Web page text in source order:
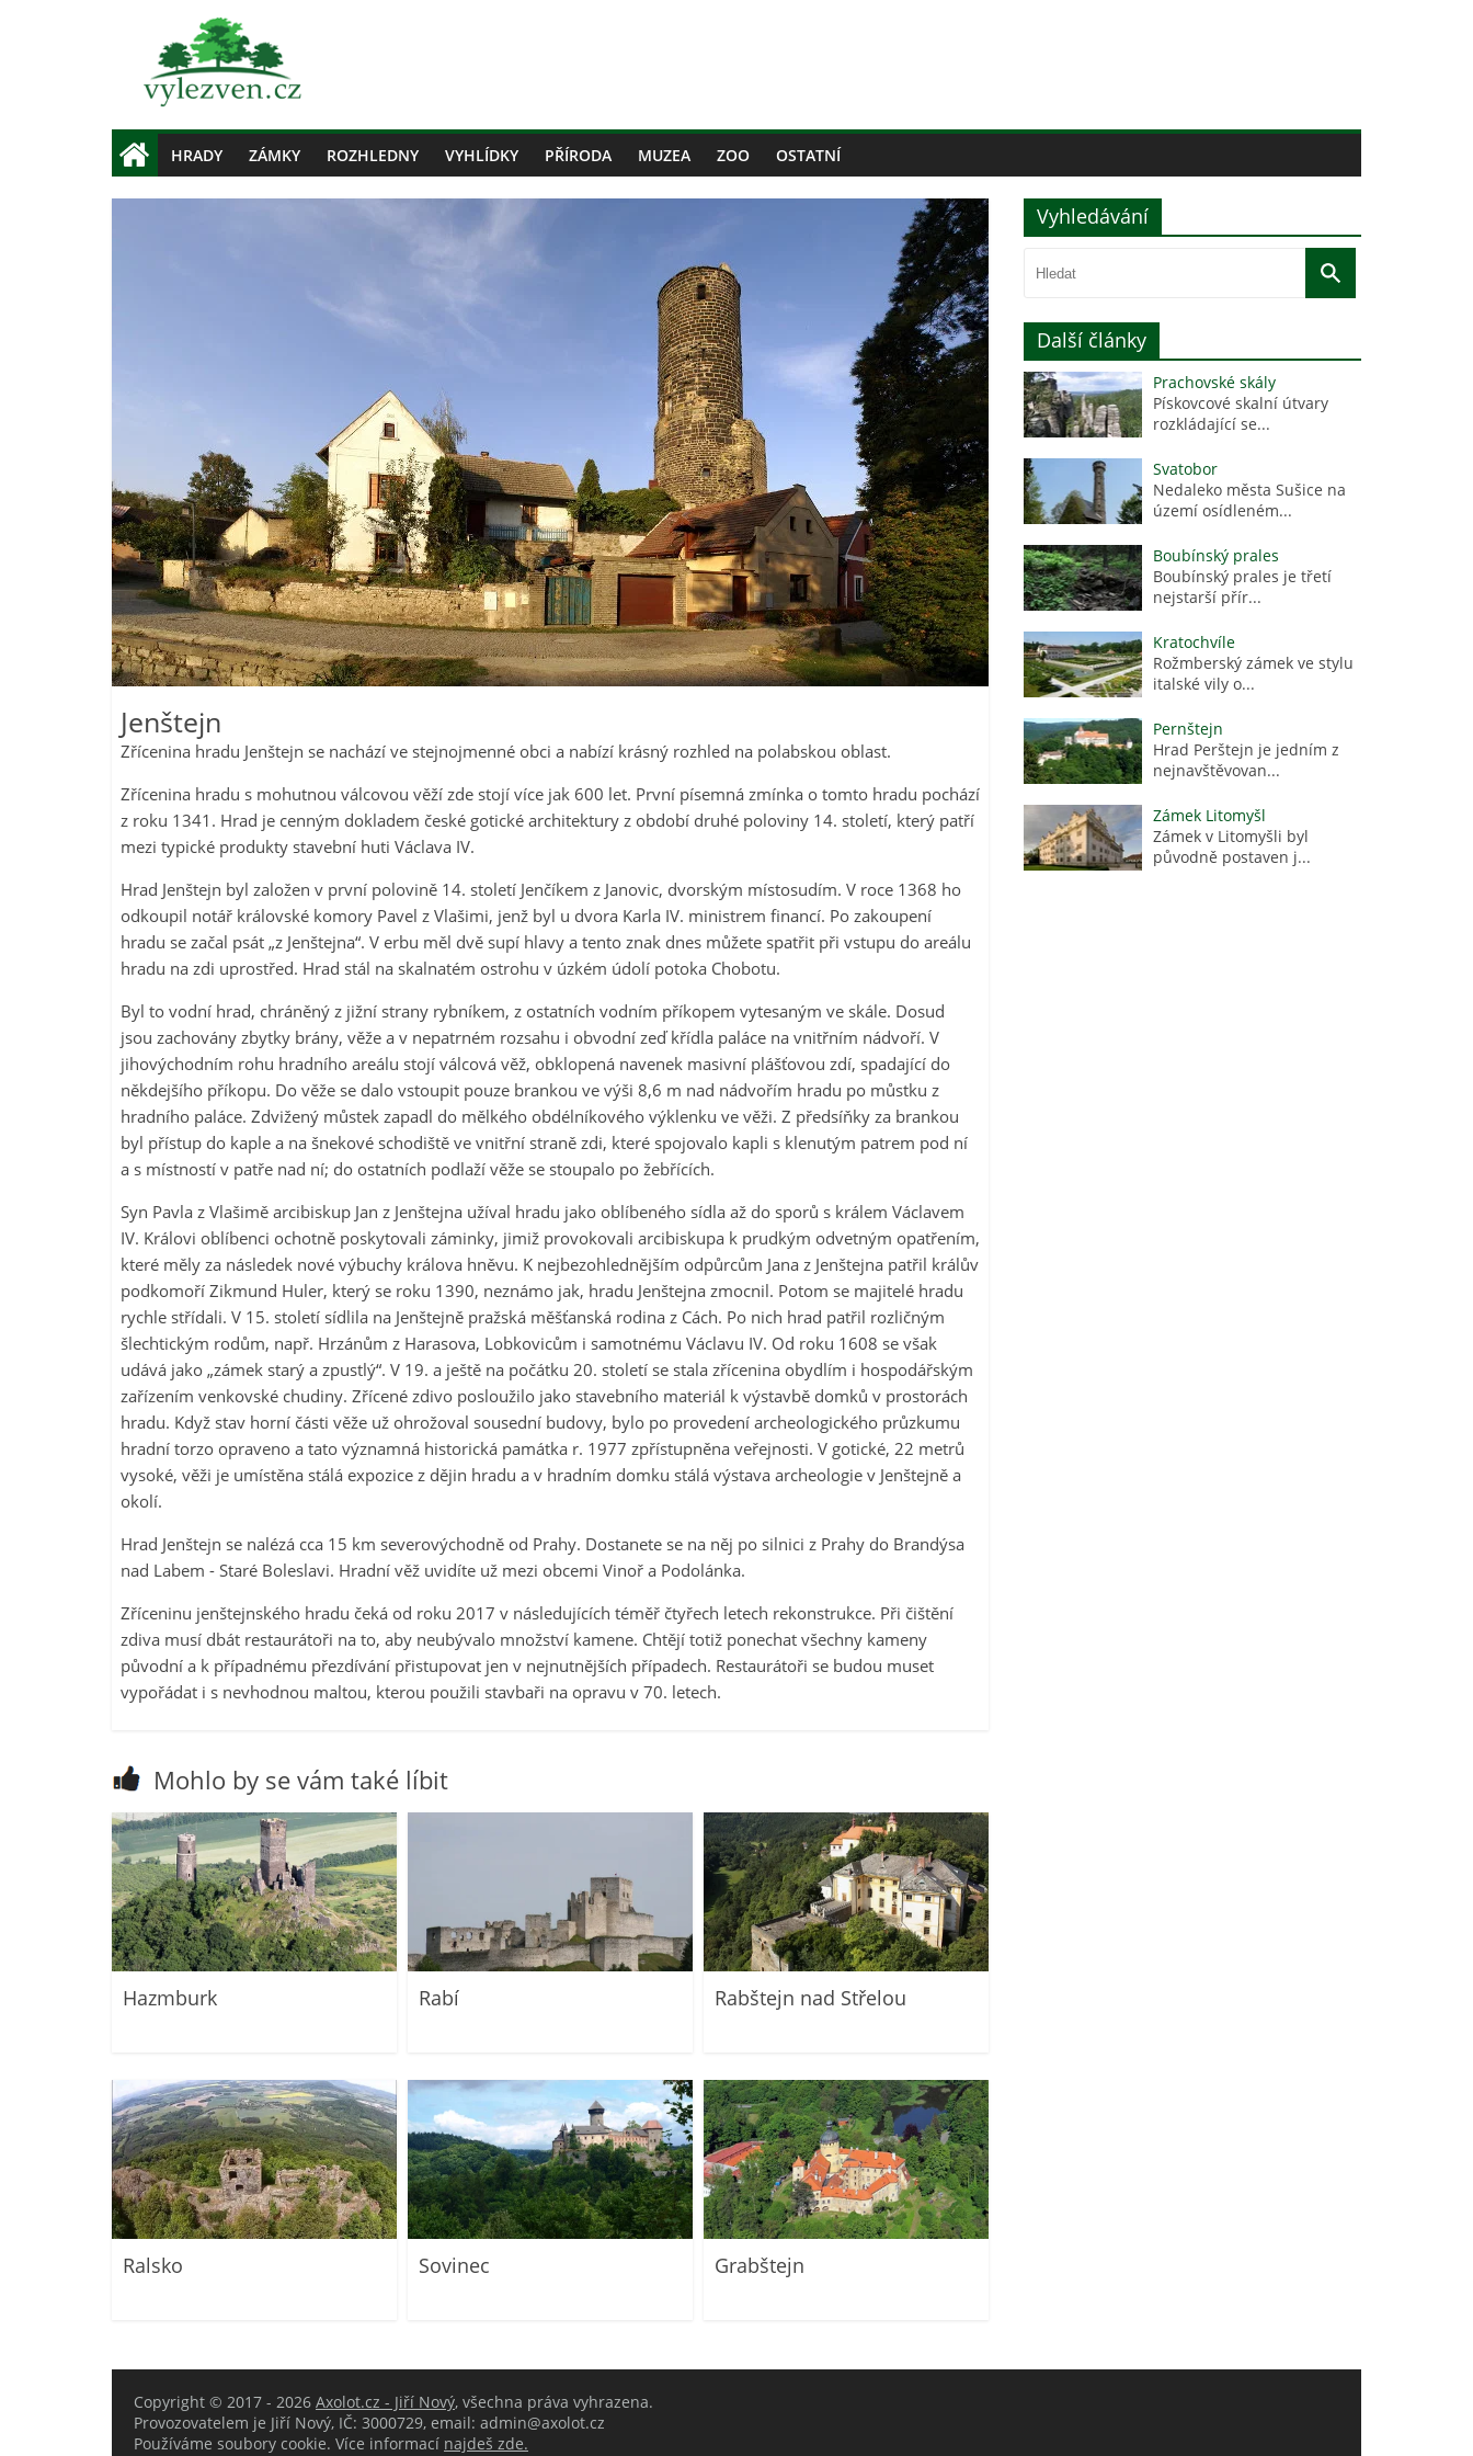
HRADY ZÁMKY ROZHLEDNY VYHLÍDKY PŘÍRODA MUZEA ZOO OSTATNÍ
Jenštejn
Zřícenina hradu Jenštejn se nachází ve stejnojmenné obci a nabízí krásný rozhled na polabskou oblast.
Zřícenina hradu s mohutnou válcovou věží zde stojí více jak 600 let. První písemná zmínka o tomto hradu pochází
z roku 1341. Hrad je cenným dokladem české gotické architektury z období druhé poloviny 14. století, který patří
mezi typické produkty stavební huti Václava IV.
Hrad Jenštejn byl založen v první polovině 14. století Jenčíkem z Janovic, dvorským místosudím. V roce 1368 ho
odkoupil notář královské komory Pavel z Vlašimi, jenž byl u dvora Karla IV. ministrem financí. Po zakoupení
hradu se začal psát „z Jenštejna“. V erbu měl dvě supí hlavy a tento znak dnes můžete spatřit při vstupu do areálu
hradu na zdi uprostřed. Hrad stál na skalnatém ostrohu v úzkém údolí potoka Chobotu.
Byl to vodní hrad, chráněný z jižní strany rybníkem, z ostatních vodním příkopem vytesaným ve skále. Dosud
jsou zachovány zbytky brány, věže a v nepatrném rozsahu i obvodní zeď křídla paláce na vnitřním nádvoří. V
jihovýchodním rohu hradního areálu stojí válcová věž, obklopená navenek masivní plášťovou zdí, spadající do
někdejšího příkopu. Do věže se dalo vstoupit pouze brankou ve výši 8,6 m nad nádvořím hradu po můstku z
hradního paláce. Zdvižený můstek zapadl do mělkého obdélníkového výklenku ve věži. Z předsíňky za brankou
byl přístup do kaple a na šnekové schodiště ve vnitřní straně zdi, které spojovalo kapli s klenutým patrem pod ní
a s místností v patře nad ní; do ostatních podlaží věže se stoupalo po žebřících.
Syn Pavla z Vlašimě arcibiskup Jan z Jenštejna užíval hradu jako oblíbeného sídla až do sporů s králem Václavem
IV. Královi oblíbenci ochotně poskytovali záminky, jimiž provokovali arcibiskupa k prudkým odvetným opatřením,
které měly za následek nové výbuchy králova hněvu. K nejbezohlednějším odpůrcům Jana z Jenštejna patřil králův
podkomoří Zikmund Huler, který se roku 1390, neznámo jak, hradu Jenštejna zmocnil. Potom se majitelé hradu
rychle střídali. V 15. století sídlila na Jenštejně pražská měšťanská rodina z Cách. Po nich hrad patřil rozličným
šlechtickým rodům, např. Hrzánům z Harasova, Lobkovicům i samotnému Václavu IV. Od roku 1608 se však
udává jako „zámek starý a zpustlý“. V 19. a ještě na počátku 20. století se stala zřícenina obydlím i hospodářským
zařízením venkovské chudiny. Zřícené zdivo posloužilo jako stavebního materiál k výstavbě domků v prostorách
hradu. Když stav horní části věže už ohrožoval sousední budovy, bylo po provedení archeologického průzkumu
hradní torzo opraveno a tato významná historická památka r. 1977 zpřístupněna veřejnosti. V gotické, 22 metrů
vysoké, věži je umístěna stálá expozice z dějin hradu a v hradním domku stálá výstava archeologie v Jenštejně a
okolí.
Hrad Jenštejn se nalézá cca 15 km severovýchodně od Prahy. Dostanete se na něj po silnici z Prahy do Brandýsa
nad Labem - Staré Boleslavi. Hradní věž uvidíte už mezi obcemi Vinoř a Podolánka.
Zříceninu jenštejnského hradu čeká od roku 2017 v následujících téměř čtyřech letech rekonstrukce. Při čištění
zdiva musí dbát restaurátoři na to, aby neubývalo množství kamene. Chtějí totiž ponechat všechny kameny
původní a k případnému přezdívání přistupovat jen v nejnutnějších případech. Restaurátoři se budou muset
vypořádat i s nevhodnou maltou, kterou použili stavbaři na opravu v 70. letech.
Mohlo by se vám také líbit
Hazmburk Rabí Rabštejn nad Střelou
Ralsko Sovinec Grabštejn
Vyhledávání
Další články
Prachovské skály
Pískovcové skalní útvary
rozkládající se...
Svatobor
Nedaleko města Sušice na
území osídleném...
Boubínský prales
Boubínský prales je třetí
nejstarší přír...
Kratochvíle
Rožmberský zámek ve stylu
italské vily o...
Pernštejn
Hrad Perštejn je jedním z
nejnavštěvovan...
Zámek Litomyšl
Zámek v Litomyšli byl
původně postaven j...
Copyright © 2017 - 2026 Axolot.cz - Jiří Nový, všechna práva vyhrazena.
Provozovatelem je Jiří Nový, IČ: 3000729, email: admin@axolot.cz
Používáme soubory cookie. Více informací najdeš zde.